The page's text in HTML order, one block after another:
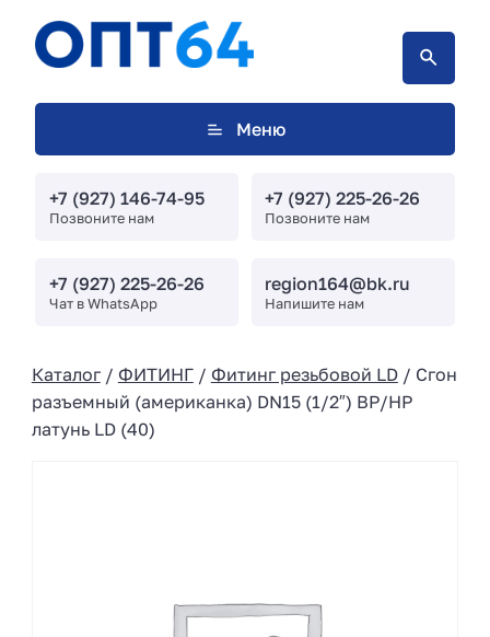
Меню
+7 (927) 146-74-95
Позвоните нам
+7 (927) 225-26-26
Позвоните нам
+7 (927) 225-26-26
Чат в WhatsApp
region164@bk.ru
Напишите нам
Каталог/ ФИТИНГ/ Фитинг резьбовой LD/ Сгон
разъемный (американка) DN15 (1/2″) ВР/НР
латунь LD (40)